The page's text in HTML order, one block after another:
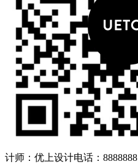
计师：优上设计电话：8888888